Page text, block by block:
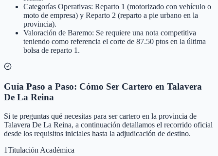
Categorías Operativas: Reparto 1 (motorizado con vehículo o
moto de empresa) y Reparto 2 (reparto a pie urbano en la
provincia).
Valoración de Baremo: Se requiere una nota competitiva
teniendo como referencia el corte de 87.50 ptos en la última
bolsa de reparto 1.
Guía Paso a Paso: Cómo Ser Cartero en Talavera
De La Reina
Si te preguntas qué necesitas para ser cartero en la provincia de
Talavera De La Reina, a continuación detallamos el recorrido oficial
desde los requisitos iniciales hasta la adjudicación de destino.
1Titulación Académica